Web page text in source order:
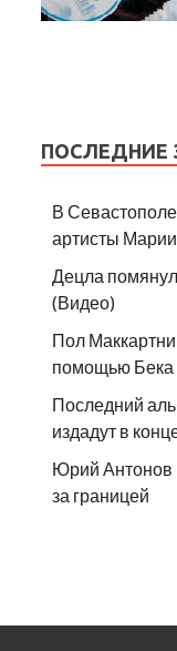
ПОСЛЕДНИЕ
В
артисты
Децла
(Видео)
Пол
помощью Бека
Последний
издадут в
Юрий Антонов
за границей